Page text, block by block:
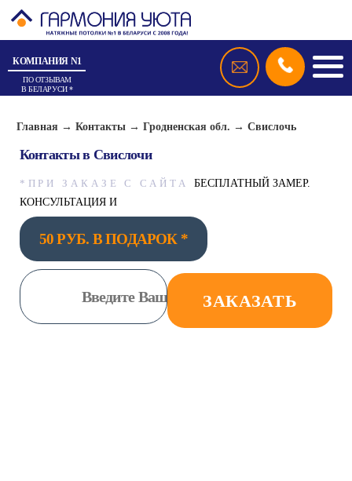
КОМПАНИЯ N1
ПО ОТЗЫВАМ
В БЕЛАРУСИ *
Главная → Контакты → Гродненская обл. → Свислочь
Контакты в Свислочи
*ПРИ ЗАКАЗЕ С САЙТА БЕСПЛАТНЫЙ ЗАМЕР.
КОНСУЛЬТАЦИЯ И
50 РУБ. В ПОДАРОК *
ЗАКАЗАТЬ